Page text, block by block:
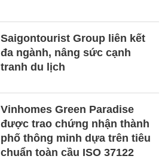
Saigontourist Group liên kết
đa ngành, nâng sức cạnh
tranh du lịch
Vinhomes Green Paradise
được trao chứng nhận thành
phố thông minh dựa trên tiêu
chuẩn toàn cầu ISO 37122